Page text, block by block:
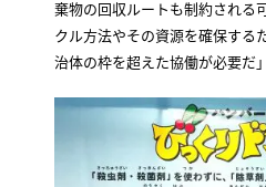
棄物の回収ルートも制約される
クル方法やその資源を確保する
治体の枠を超えた協働が必要だ